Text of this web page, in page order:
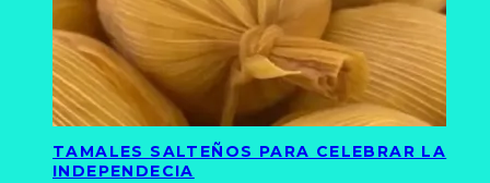
TAMALES SALTEÑOS PARA CELEBRAR LA
INDEPENDECIA